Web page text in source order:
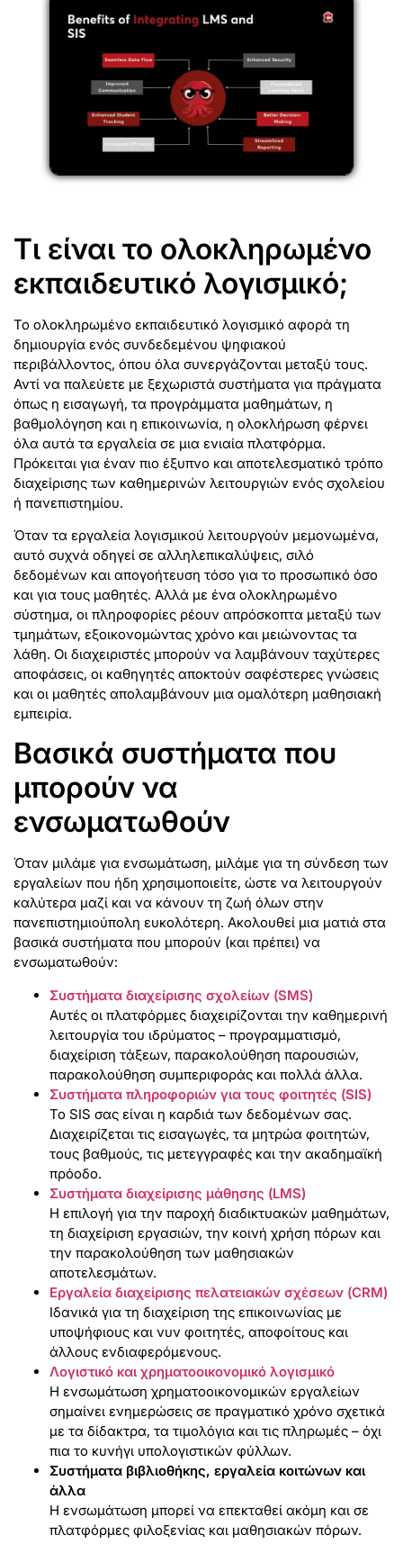
Τι είναι το ολοκληρωμένο
εκπαιδευτικό λογισμικό;
Το ολοκληρωμένο εκπαιδευτικό λογισμικό αφορά τη
δημιουργία ενός συνδεδεμένου ψηφιακού
περιβάλλοντος, όπου όλα συνεργάζονται μεταξύ τους.
Αντί να παλεύετε με ξεχωριστά συστήματα για πράγματα
όπως η εισαγωγή, τα προγράμματα μαθημάτων, η
βαθμολόγηση και η επικοινωνία, η ολοκλήρωση φέρνει
όλα αυτά τα εργαλεία σε μια ενιαία πλατφόρμα.
Πρόκειται για έναν πιο έξυπνο και αποτελεσματικό τρόπο
διαχείρισης των καθημερινών λειτουργιών ενός σχολείου
ή πανεπιστημίου.
Όταν τα εργαλεία λογισμικού λειτουργούν μεμονωμένα,
αυτό συχνά οδηγεί σε αλληλεπικαλύψεις, σιλό
δεδομένων και απογοήτευση τόσο για το προσωπικό όσο
και για τους μαθητές. Αλλά με ένα ολοκληρωμένο
σύστημα, οι πληροφορίες ρέουν απρόσκοπτα μεταξύ των
τμημάτων, εξοικονομώντας χρόνο και μειώνοντας τα
λάθη. Οι διαχειριστές μπορούν να λαμβάνουν ταχύτερες
αποφάσεις, οι καθηγητές αποκτούν σαφέστερες γνώσεις
και οι μαθητές απολαμβάνουν μια ομαλότερη μαθησιακή
εμπειρία.
Βασικά συστήματα που
μπορούν να
ενσωματωθούν
Όταν μιλάμε για ενσωμάτωση, μιλάμε για τη σύνδεση των
εργαλείων που ήδη χρησιμοποιείτε, ώστε να λειτουργούν
καλύτερα μαζί και να κάνουν τη ζωή όλων στην
πανεπιστημιούπολη ευκολότερη. Ακολουθεί μια ματιά στα
βασικά συστήματα που μπορούν (και πρέπει) να
ενσωματωθούν:
Συστήματα διαχείρισης σχολείων (SMS)
Αυτές οι πλατφόρμες διαχειρίζονται την καθημερινή
λειτουργία του ιδρύματος – προγραμματισμό,
διαχείριση τάξεων, παρακολούθηση παρουσιών,
παρακολούθηση συμπεριφοράς και πολλά άλλα.
Συστήματα πληροφοριών για τους φοιτητές (SIS)
Το SIS σας είναι η καρδιά των δεδομένων σας.
Διαχειρίζεται τις εισαγωγές, τα μητρώα φοιτητών,
τους βαθμούς, τις μετεγγραφές και την ακαδημαϊκή
πρόοδο.
Συστήματα διαχείρισης μάθησης (LMS)
Η επιλογή για την παροχή διαδικτυακών μαθημάτων,
τη διαχείριση εργασιών, την κοινή χρήση πόρων και
την παρακολούθηση των μαθησιακών
αποτελεσμάτων.
Εργαλεία διαχείρισης πελατειακών σχέσεων (CRM)
Ιδανικά για τη διαχείριση της επικοινωνίας με
υποψήφιους και νυν φοιτητές, αποφοίτους και
άλλους ενδιαφερόμενους.
Λογιστικό και χρηματοοικονομικό λογισμικό
Η ενσωμάτωση χρηματοοικονομικών εργαλείων
σημαίνει ενημερώσεις σε πραγματικό χρόνο σχετικά
με τα δίδακτρα, τα τιμολόγια και τις πληρωμές – όχι
πια το κυνήγι υπολογιστικών φύλλων.
Συστήματα βιβλιοθήκης, εργαλεία κοιτώνων και
άλλα
Η ενσωμάτωση μπορεί να επεκταθεί ακόμη και σε
πλατφόρμες φιλοξενίας και μαθησιακών πόρων.